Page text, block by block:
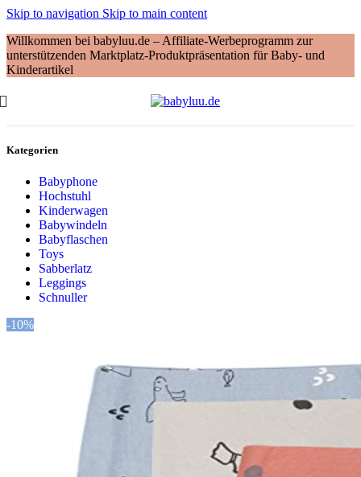
Skip to navigation Skip to main content
Willkommen bei babyluu.de – Affiliate-Werbeprogramm zur
unterstützenden Marktplatz-Produktpräsentation für Baby- und
Kinderartikel
Kategorien
Babyphone
Hochstuhl
Kinderwagen
Babywindeln
Babyflaschen
Toys
Sabberlatz
Leggings
Schnuller
-10%